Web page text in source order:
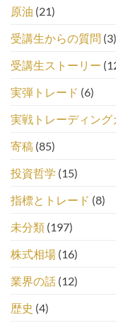
原油 (21)
受講生からの質問 (3)
受講生ストーリー
実弾トレード (6)
実戦トレーディング
寄稿 (85)
投資哲学 (15)
指標とトレード (8)
未分類 (197)
株式相場 (16)
業界の話 (12)
歴史 (4)